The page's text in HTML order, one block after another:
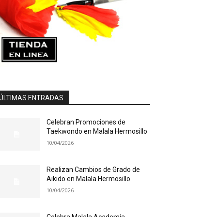
ENTRADAS
Celebran Promociones de
Taekwondo en Malala Hermosillo
10/04/2026
Realizan Cambios de Grado de
Aikido en Malala Hermosillo
10/04/2026